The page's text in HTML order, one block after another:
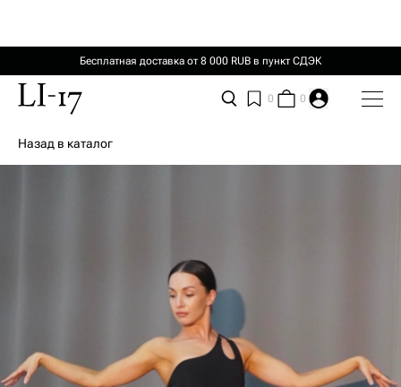
Бесплатная доставка от 8 000 RUB в пункт СДЭК
0 0
Назад в каталог